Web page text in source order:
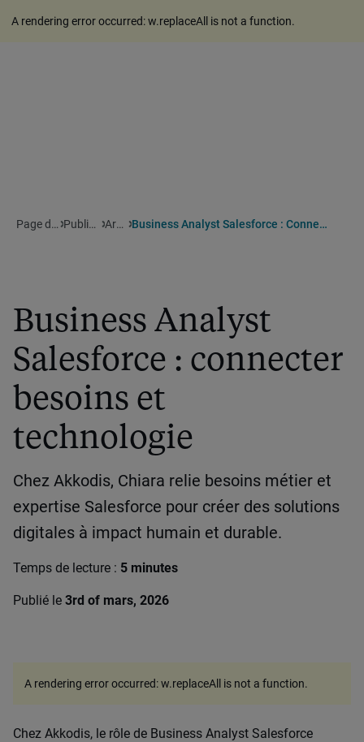
A rendering error occurred:w.replaceAll is not a function.
Page d'accueil Publications Articles Business Analyst Salesforce : Connecter Besoins Et Technologie
Business Analyst
Salesforce : connecter
besoins et
technologie
Chez Akkodis, Chiara relie besoins métier et
expertise Salesforce pour créer des solutions
digitales à impact humain et durable.
Temps de lecture : 5 minutes
Publié le 3rd of mars, 2026
Chez Akkodis, le rôle de Business Analyst Salesforce
A rendering error occurred:w.replaceAll is not a function.